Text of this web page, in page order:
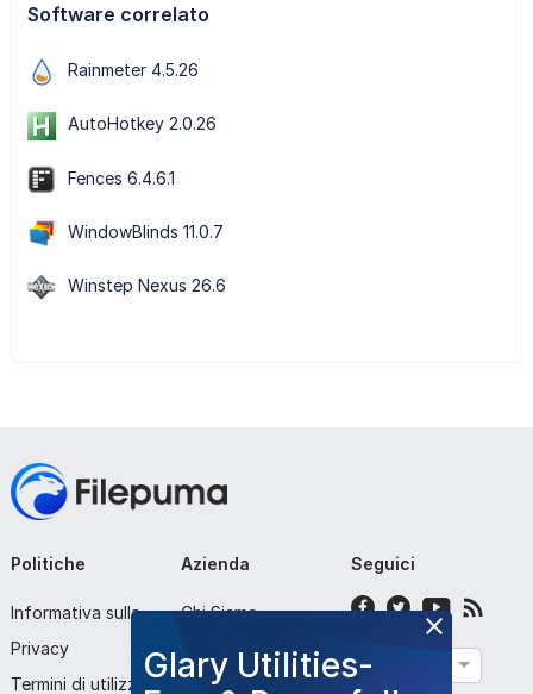
Software correlato
Rainmeter 4.5.26
AutoHotkey 2.0.26
Fences 6.4.6.1
WindowBlinds 11.0.7
Winstep Nexus 26.6
Glary Utilities-
Politiche
Informativa sulla
Privacy
Termini di utilizzo
Azienda
Chi Siamo
Contattaci
Invia Programma
Seguici